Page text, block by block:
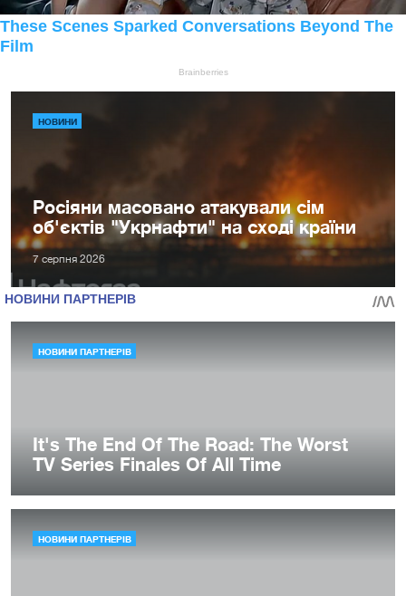
НОВИНИ
Росіяни масовано атакували сім
об'єктів "Укрнафти" на сході країни
7 серпня 2026